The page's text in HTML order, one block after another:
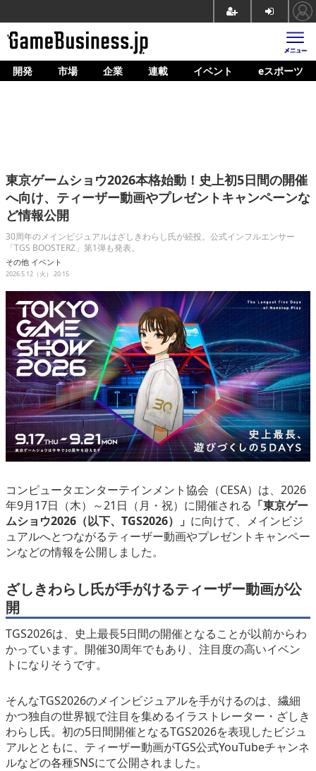
ホーム
企業動向
人材育成
産業政策
連載
イベント/セミナー
eスポーツ
開発 市場 企業 連載 イベント eスポーツ
東京ゲームショウ2026本格始動！史上初5日間の開催
へ向け、ティーザー動画やプレゼントキャンペーンな
ど情報公開
30周年のメインビジュアルはざしきわらし氏が続投。公式インフルエンサー
「TGS BOOSTERZ」第1弾も発表。
その他 イベント
2026.5.12（火） 20:15
コンピュータエンターテインメント協会（CESA）は、2026
年9月17日（木）～21日（月・祝）に開催される 「東京ゲー
ムショウ2026（以下、TGS2026）」 に向けて、メインビジ
ュアルへとつながるティーザー動画やプレゼントキャンペー
ンなどの情報を公開しました。
ざしきわらし氏が手がけるティーザー動画が公
開
TGS2026は、史上最長5日間の開催となることが以前からわ
かっています。開催30周年でもあり、注目度の高いイベン
トになりそうです。
そんなTGS2026のメインビジュアルを手がけるのは、繊細
かつ独自の世界観で注目を集めるイラストレーター・ざしき
わらし氏。初の5日間開催となるTGS2026を表現したビジュ
アルとともに、ティーザー動画がTGS公式YouTubeチャンネ
ルなどの各種SNSにて公開されました。